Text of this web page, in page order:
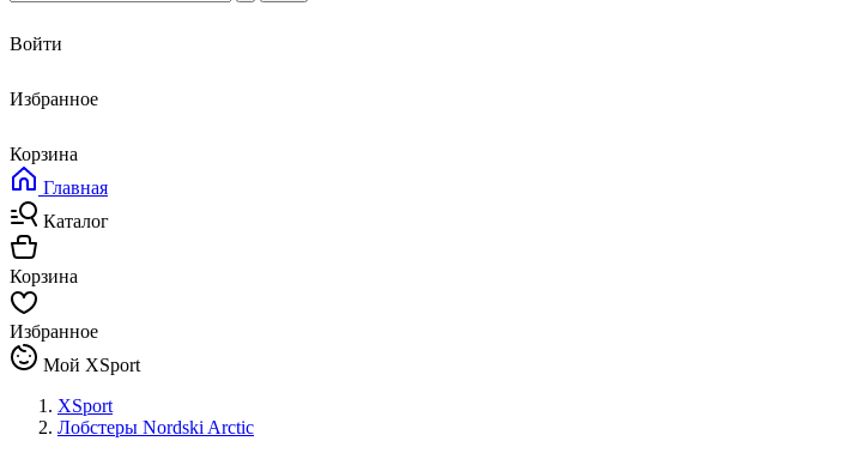
Войти
Избранное
Корзина
Главная
Каталог
Корзина
Избранное
Мой XSport
XSport
Лобстеры Nordski Arctic